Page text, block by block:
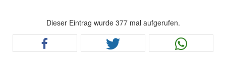
Dieser Eintrag wurde 377 mal aufgerufen.